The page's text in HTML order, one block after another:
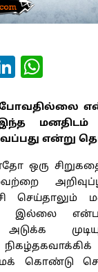
LinkedIn
மனதிடம்
என்று
ஒரு
செய்தாலும்
இல்லை
கொண்டு